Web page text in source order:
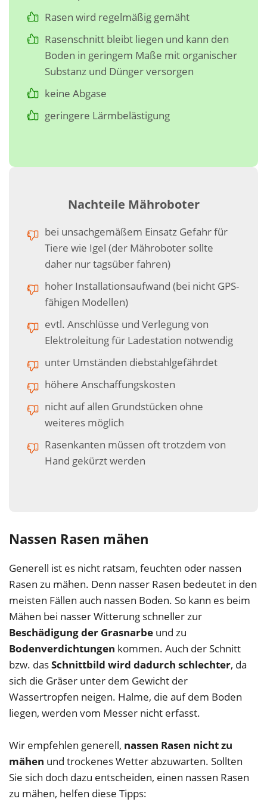
Rasen wird regelmäßig gemäht
Rasenschnitt bleibt liegen und kann den
Boden in geringem Maße mit organischer
Substanz und Dünger versorgen
keine Abgase
geringere Lärmbelästigung
Nachteile Mähroboter
bei unsachgemäßem Einsatz Gefahr für
Tiere wie Igel (der Mähroboter sollte
daher nur tagsüber fahren)
hoher Installationsaufwand (bei nicht GPS-
fähigen Modellen)
evtl. Anschlüsse und Verlegung von
Elektroleitung für Ladestation notwendig
unter Umständen diebstahlgefährdet
höhere Anschaffungskosten
nicht auf allen Grundstücken ohne
weiteres möglich
Rasenkanten müssen oft trotzdem von
Hand gekürzt werden
Nassen Rasen mähen
Generell ist es nicht ratsam, feuchten oder nassen
Rasen zu mähen. Denn nasser Rasen bedeutet in den
meisten Fällen auch nassen Boden. So kann es beim
Mähen bei nasser Witterung schneller zur
Beschädigung der Grasnarbe und zu
Bodenverdichtungen kommen. Auch der Schnitt
bzw. dasSchnittbild wird dadurch schlechter, da
sich die Gräser unter dem Gewicht der
Wassertropfen neigen. Halme, die auf dem Boden
liegen, werden vom Messer nicht erfasst.
Wir empfehlen generell, nassen Rasen nicht zu
mähen und trockenes Wetter abzuwarten. Sollten
Sie sich doch dazu entscheiden, einen nassen Rasen
zu mähen, helfen diese Tipps: